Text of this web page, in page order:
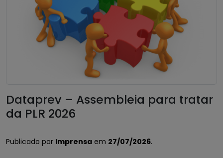
Dataprev – Assembleia para tratar
da PLR 2026
Publicado por Imprensa em 27/07/2026.